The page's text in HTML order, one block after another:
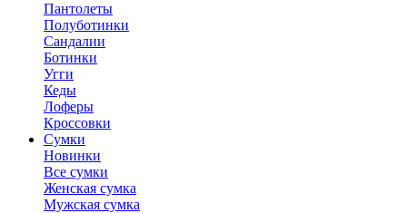
Пантолеты
Полуботинки
Сандалии
Ботинки
Угги
Кеды
Лоферы
Кроссовки
Сумки
Новинки
Все сумки
Женская сумка
Мужская сумка